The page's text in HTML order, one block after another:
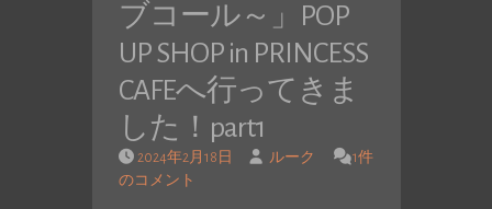
ブコール～」POP
UP SHOP in PRINCESS
CAFEへ行ってきま
した！part1
2024年2月18日 ルーク
1件
のコメント